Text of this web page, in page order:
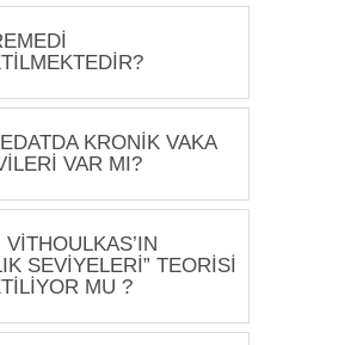
KRONİK VAKA
VAR MI?
VİTHOULKAS’IN
SEVİYELERİ” TEORİSİ
MU ?